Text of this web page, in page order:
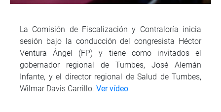
La Comisión de Fiscalización y Contraloría inicia
sesión bajo la conducción del congresista Héctor
Ventura Ángel (FP) y tiene como invitados el
gobernador regional de Tumbes, José Alemán
Infante, y el director regional de Salud de Tumbes,
Wilmar Davis Carrillo. Ver vídeo